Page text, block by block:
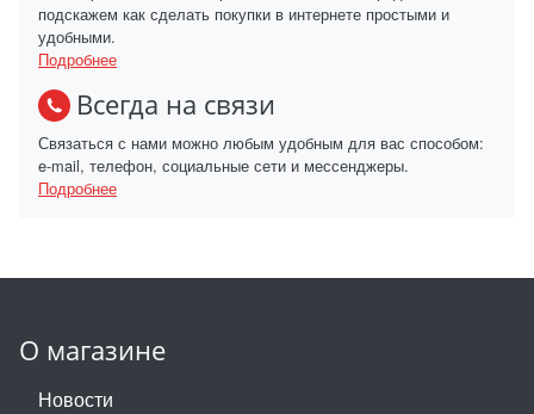
подскажем как сделать покупки в интернете простыми и
удобными.
Подробнее
Всегда на связи
Связаться с нами можно любым удобным для вас способом:
e-mail, телефон, социальные сети и мессенджеры.
Подробнее
О магазине
Новости